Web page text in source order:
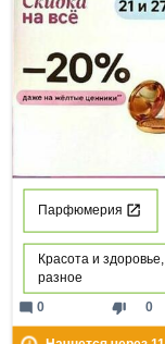
Парфюмерия
Красота и здоровье,
разное
thumb_down 0
mode_comment 0